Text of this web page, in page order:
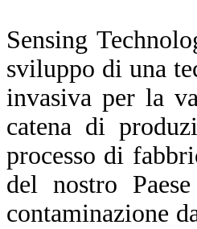
Sensing
sviluppo di una
invasiva per la
catena di
processo di
del nostro
contaminazione